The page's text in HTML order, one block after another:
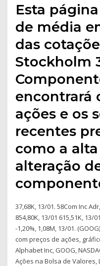
Esta
de média
das
Stockholm
encontrará
ações e os
recentes
como a
alteração
37,68K, 13/01. 58Com Inc
854,80K, 13/01 615,51K, 13/
-1,20%, 1,08M, 13/01.
com preços de ações,
Alphabet Inc, GOOG,
Ações na Bolsa de